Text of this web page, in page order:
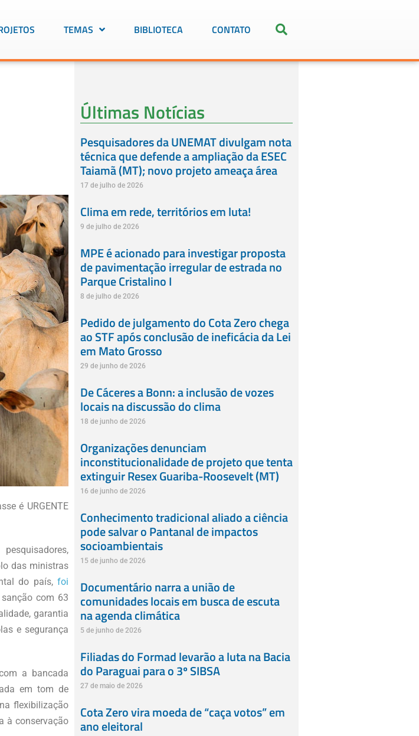
TEMAS BIBLIOTECA CONTATO
é URGENTE
das ministras
do país, foi
com 63
garantia
e segurança
a bancada
em tom de
flexibilização
à conservação
Últimas Notícias
Pesquisadores da UNEMAT divulgam nota
técnica que defende a ampliação da ESEC
Taiamã (MT); novo projeto ameaça área
17 de julho de 2026
Clima em rede, territórios em luta!
9 de julho de 2026
MPE é acionado para investigar proposta
de pavimentação irregular de estrada no
Parque Cristalino I
8 de julho de 2026
Pedido de julgamento do Cota Zero chega
ao STF após conclusão de ineficácia da Lei
em Mato Grosso
29 de junho de 2026
De Cáceres a Bonn: a inclusão de vozes
locais na discussão do clima
18 de junho de 2026
Organizações denunciam
inconstitucionalidade de projeto que tenta
extinguir Resex Guariba-Roosevelt (MT)
16 de junho de 2026
Conhecimento tradicional aliado a ciência
pode salvar o Pantanal de impactos
socioambientais
15 de junho de 2026
Documentário narra a união de
comunidades locais em busca de escuta
na agenda climática
5 de junho de 2026
Filiadas do Formad levarão a luta na Bacia
do Paraguai para o 3º SIBSA
27 de maio de 2026
Cota Zero vira moeda de “caça votos” em
ano eleitoral